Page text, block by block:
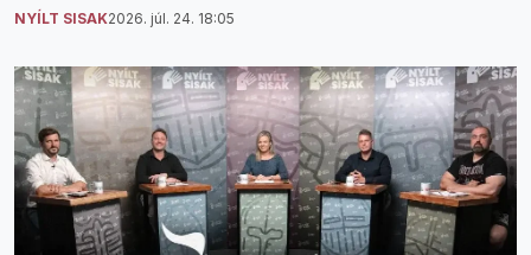
NYÍLT SISAK2026. júl. 24. 18:05